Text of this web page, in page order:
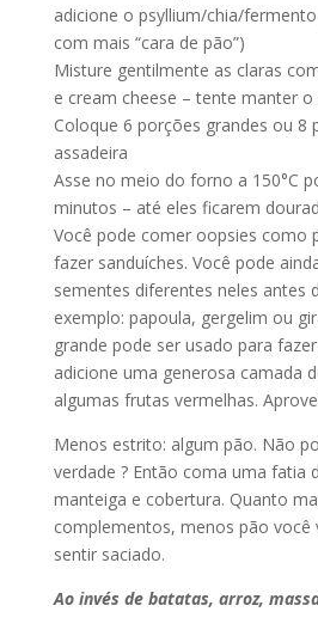
adicione o psyllium/chia/
com mais “cara de pão”)
Misture gentilmente as claras
e cream cheese – tente manter o
Coloque 6 porções grandes ou 8
assadeira
Asse no meio do forno a 150°C
minutos – até eles ficarem
Você pode comer oopsies como
fazer sanduíches. Você pode
sementes diferentes neles antes
exemplo: papoula, gergelim ou
grande pode ser usado para
adicione uma generosa camada
algumas frutas vermelhas.
Menos estrito: algum pão. Não
verdade ? Então coma uma fatia
manteiga e cobertura. Quanto
complementos, menos pão você
sentir saciado.
Ao invés de batatas, arroz,